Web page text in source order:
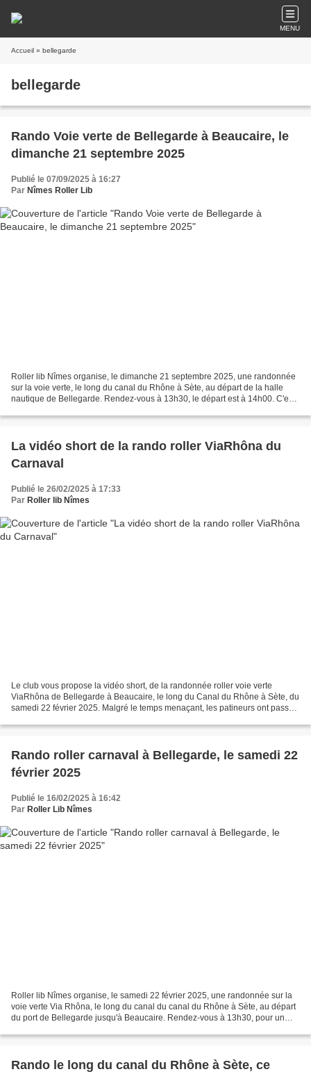
MENU
Accueil » bellegarde
bellegarde
Rando Voie verte de Bellegarde à Beaucaire, le
dimanche 21 septembre 2025
Publié le 07/09/2025 à 16:27
Par Nîmes Roller Lib
Roller lib Nîmes organise, le dimanche 21 septembre 2025, une randonnée
sur la voie verte, le long du canal du Rhône à Sète, au départ de la halle
nautique de Bellegarde. Rendez-vous à 13h30, le départ est à 14h00. C'est
La vidéo short de la rando roller ViaRhôna du
Carnaval
Publié le 26/02/2025 à 17:33
Par Roller lib Nîmes
Le club vous propose la vidéo short, de la randonnée roller voie verte
ViaRhôna de Bellegarde à Beaucaire, le long du Canal du Rhône à Sète, du
samedi 22 février 2025. Malgré le temps menaçant, les patineurs ont passé
Rando roller carnaval à Bellegarde, le samedi 22
février 2025
Publié le 16/02/2025 à 16:42
Par Roller Lib Nîmes
Roller lib Nîmes organise, le samedi 22 février 2025, une randonnée sur la
voie verte Via Rhôna, le long du canal du canal du Rhône à Sète, au départ
du port de Bellegarde jusqu'à Beaucaire. Rendez-vous à 13h30, pour un
Rando le long du canal du Rhône à Sète, ce